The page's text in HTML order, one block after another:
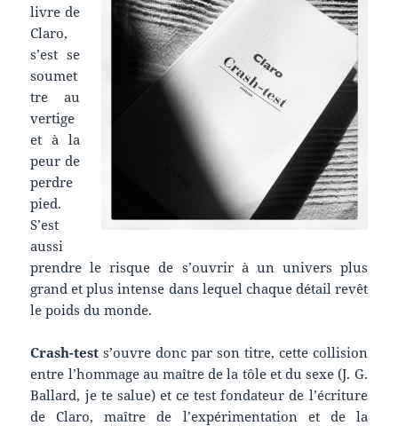
livre de
Claro,
s’est se
soumet
tre au
vertige
et à la
peur de
perdre
pied.
S’est
aussi
prendre le risque de s’ouvrir à un univers plus
grand et plus intense dans lequel chaque détail revêt
le poids du monde.
Crash-test s’ouvre donc par son titre, cette collision
entre l’hommage au maître de la tôle et du sexe (J. G.
Ballard, je te salue) et ce test fondateur de l’écriture
de Claro, maître de l’expérimentation et de la